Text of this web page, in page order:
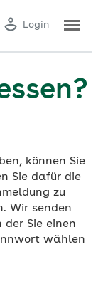
Login
können Sie
Sie dafür die
zu
Wir senden
der Sie einen
wählen